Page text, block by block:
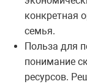
конкретная
семья.
Польза для
понимание
ресурсов.